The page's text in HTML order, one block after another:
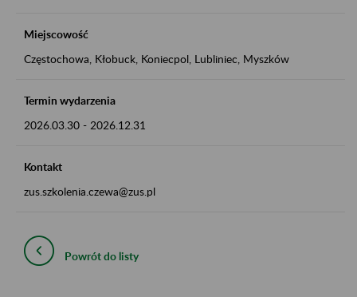
Miejscowość
Częstochowa, Kłobuck, Koniecpol, Lubliniec, Myszków
Termin wydarzenia
2026.03.30 - 2026.12.31
Kontakt
zus.szkolenia.czewa@zus.pl
Powrót do listy